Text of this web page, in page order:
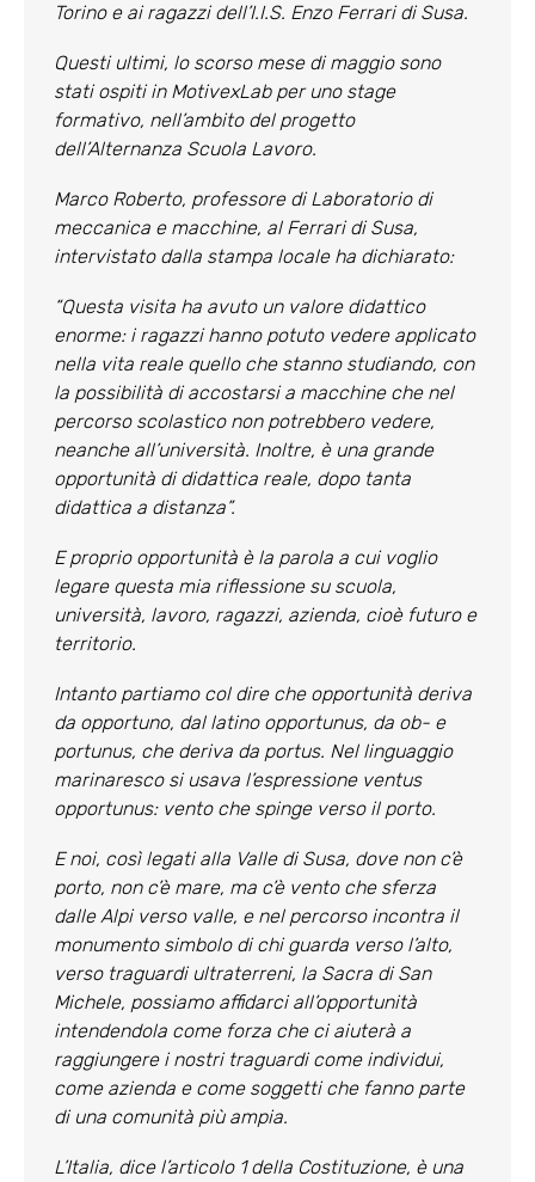
Torino e ai ragazzi dell’I.I.S. Enzo Ferrari di Susa.
Questi ultimi, lo scorso mese di maggio sono
stati ospiti in MotivexLab per uno stage
formativo, nell’ambito del progetto
dell’Alternanza Scuola Lavoro.
Marco Roberto, professore di Laboratorio di
meccanica e macchine, al Ferrari di Susa,
intervistato dalla stampa locale ha dichiarato:
“Questa visita ha avuto un valore didattico
enorme: i ragazzi hanno potuto vedere applicato
nella vita reale quello che stanno studiando, con
la possibilità di accostarsi a macchine che nel
percorso scolastico non potrebbero vedere,
neanche all’università. Inoltre, è una grande
opportunità di didattica reale, dopo tanta
didattica a distanza”.
E proprio opportunità è la parola a cui voglio
legare questa mia riflessione su scuola,
università, lavoro, ragazzi, azienda, cioè futuro e
territorio.
Intanto partiamo col dire che opportunità deriva
da opportuno, dal latino opportunus, da ob- e
portunus, che deriva da portus. Nel linguaggio
marinaresco si usava l’espressioneventus
opportunus:vento che spinge verso il porto.
E noi, così legati alla Valle di Susa, dove non c’è
porto, non c’è mare, ma c’è vento che sferza
dalle Alpi verso valle, e nel percorso incontra il
monumento simbolo di chi guarda verso l’alto,
verso traguardi ultraterreni, la Sacra di San
Michele, possiamo affidarci all’opportunità
intendendola come forza che ci aiuterà a
raggiungere i nostri traguardi come individui,
come azienda e come soggetti che fanno parte
di una comunità più ampia.
L’Italia, dice l’articolo 1 della Costituzione, è una